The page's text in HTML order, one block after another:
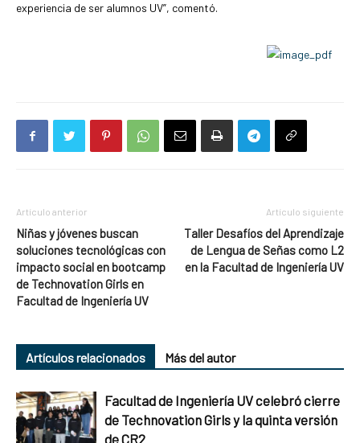
experiencia de ser alumnos UV”, comentó.
Artículo anterior
Niñas y jóvenes buscan
soluciones tecnológicas con
impacto social en bootcamp
de Technovation Girls en
Facultad de Ingeniería UV
Artículo siguiente
Taller Desafíos del Aprendizaje
de Lengua de Señas como L2
en la Facultad de Ingeniería UV
Artículos relacionados Más del autor
Facultad de Ingeniería UV celebró cierre
de Technovation Girls y la quinta versión
de CR2